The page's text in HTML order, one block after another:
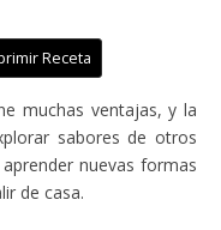
Receta
muchas ventajas, y la
sabores de otros
nuevas formas
de casa.